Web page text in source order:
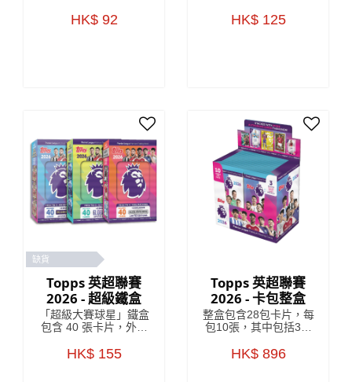
插頁的卡包可能包含較
HK$ 92
產品資訊指南，詳細介
HK$ 125
缺貨
Topps 英超聯賽
2026 - 超級鐵盒
「超級大賽球星」鐵盒
包含 40 張卡片，外加
限量版卡片。
HK$ 155
Topps 英超聯賽
2026 - 卡包整盒
整盒包含28包卡片，每
包10張，其中包括3張
有特殊插頁的卡包可能
HK$ 896